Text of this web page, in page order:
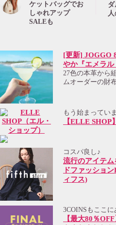
ケットバッグでお
しゃれアップ
SALEも
[更新] JOGGO
やか『エメラル
27色の本革から
ムオーダーの財
もう始まってい
【ELLE SHOP
コスパ良し♪
流行のアイテ
ドファッショ
ィフス)
3COINSもここに
【最大80％